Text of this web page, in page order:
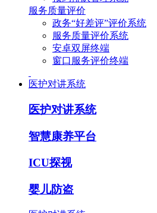
服务质量评价
政务“好差评”评价系统
服务质量评价系统
安卓双屏终端
窗口服务评价终端
医护对讲系统
医护对讲系统
智慧康养平台
ICU探视
婴儿防盗